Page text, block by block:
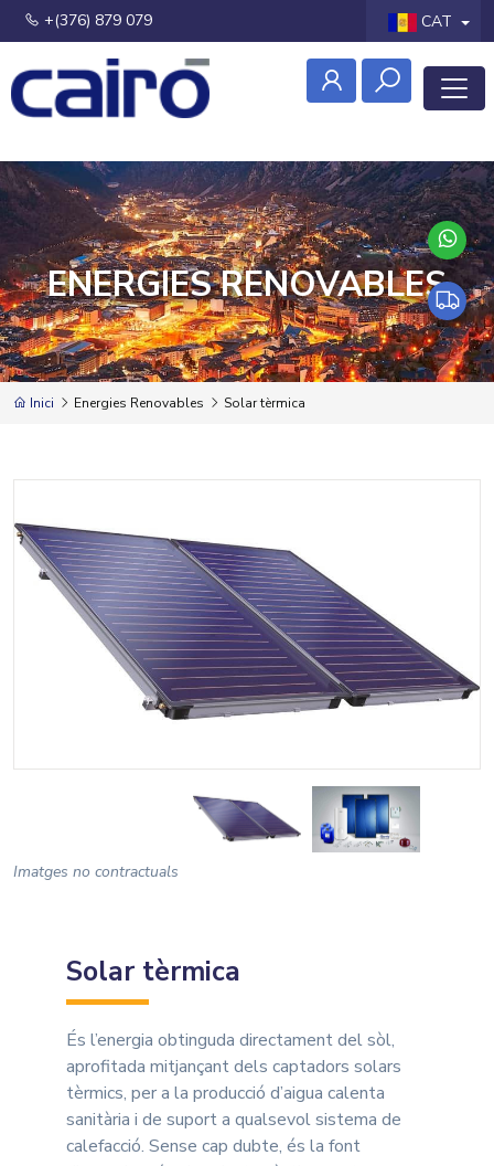
+(376) 879 079 CAT
ENERGIES RENOVABLES
Inici Energies Renovables Solar tèrmica
Imatges no contractuals
Solar tèrmica
És l’energia obtinguda directament del sòl,
aprofitada mitjançant dels captadors solars
tèrmics, per a la producció d’aigua calenta
sanitària i de suport a qualsevol sistema de
calefacció. Sense cap dubte, és la font